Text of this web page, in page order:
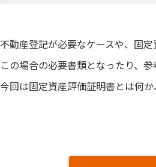
不動産登記が必要なケースや、固
この場合の必要書類となったり、
今回は固定資産評価証明書とは何